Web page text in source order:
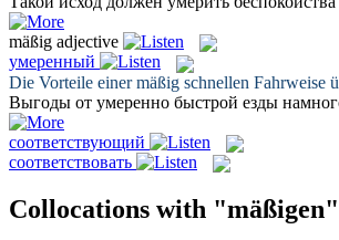
mäßig adjective
умеренный
Die Vorteile einermäßig schnellen Fahrweise
Выгоды от умеренно быстрой езды
соответствующий
соответствовать
Collocations with "mäßigen"